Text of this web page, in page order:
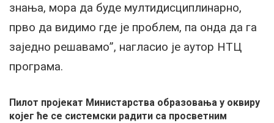
знања, мора да буде мултидисциплинарно,
прво да видимо где је проблем, па онда да га
заједно решавамо”, нагласио је аутор НТЦ
програма.
Пилот пројекат Министарства образовања у оквиру
којег ће се системски радити са просветним